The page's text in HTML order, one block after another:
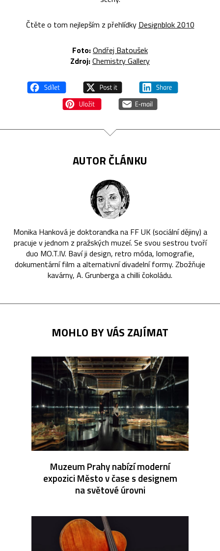
Čtěte o tom nejlepším z přehlídky Designblok 2010
Foto:Ondřej Batoušek
Zdroj:Chemistry Gallery
AUTOR ČLÁNKU
Monika Hanková je doktorandka na FF UK (sociální dějiny) a
pracuje v jednom z pražských muzeí. Se svou sestrou tvoří
duo MO.T.IV. Baví ji design, retro móda, lomografie,
dokumentární film a alternativní divadelní formy. Zbožňuje
kavárny, A. Grunberga a chilli čokoládu.
MOHLO BY VÁS ZAJÍMAT
Muzeum Prahy nabízí moderní
expozici Město v čase s designem
na světové úrovni